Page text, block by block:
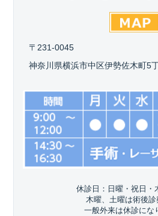
〒231-0045
神奈川県横浜市中区伊勢佐木町5
休診日：日曜・祝日・
木曜、土曜は術後診
一般外来は休診にな